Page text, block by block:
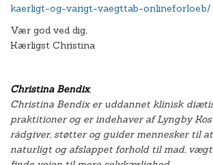
kaerligt-og-varigt-vaegttab-onlineforloeb/
Vær god ved dig,
Kærligst Christina
Christina Bendix,
Christina Bendix er uddannet klinisk
praktitioner og er indehaver af Lyngby
rådgiver, støtter og guider mennesker til
naturligt og afslappet forhold til mad,